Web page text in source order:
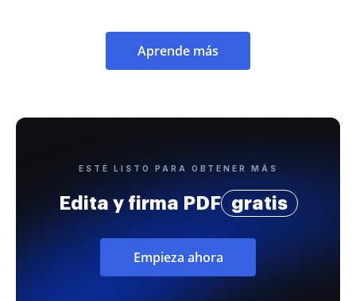
Aprende más
ESTÉ LISTO PARA OBTENER MÁS
Edita y firma PDF gratis
Empieza ahora